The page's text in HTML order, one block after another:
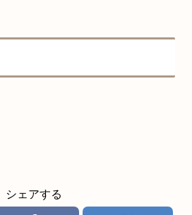
シェアする